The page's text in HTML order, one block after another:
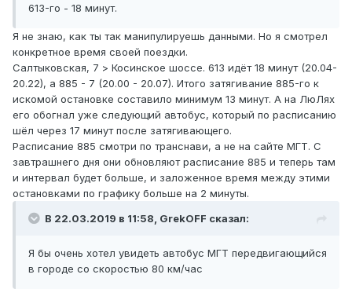
613-го - 18 минут.
Я не знаю, как ты так манипулируешь данными. Но я смотрел
конкретное время своей поездки.
Салтыковская, 7 > Косинское шоссе. 613 идёт 18 минут (20.04-
20.22), а 885 - 7 (20.00 - 20.07). Итого затягивание 885-го к
искомой остановке составило минимум 13 минут. А на ЛюЛях
его обогнал уже следующий автобус, который по расписанию
шёл через 17 минут после затягивающего.
Расписание 885 смотри по транснави, а не на сайте МГТ. С
завтрашнего дня они обновляют расписание 885 и теперь там
и интервал будет больше, и заложенное время между этими
остановками по графику больше на 2 минуты.
В 22.03.2019 в 11:58, GrekOFF сказал:
Я бы очень хотел увидеть автобус МГТ передвигающийся
в городе со скоростью 80 км/час